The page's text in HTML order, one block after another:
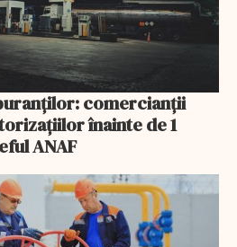
comercianții
înainte de 1
ANAF